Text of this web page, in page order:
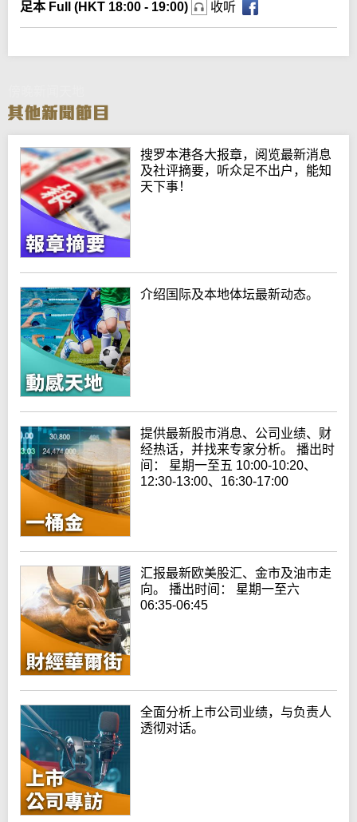
足本 Full (HKT 18:00 - 19:00) 收听
搜罗本港各大报章，阅览最新消息
及社评摘要，听众足不出户，能知
天下事！
介绍国际及本地体坛最新动态。
提供最新股市消息、公司业绩、财
经热话，并找来专家分析。 播出时
间： 星期一至五 10:00-10:20、
12:30-13:00、16:30-17:00
汇报最新欧美股汇、金市及油市走
向。 播出时间： 星期一至六
06:35-06:45
全面分析上巿公司业绩，与负责人
透彻对话。